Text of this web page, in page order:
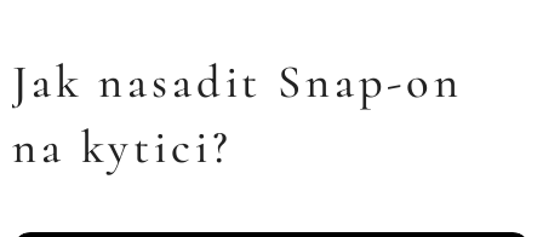
Jak nasadit Snap-on
na kytici?